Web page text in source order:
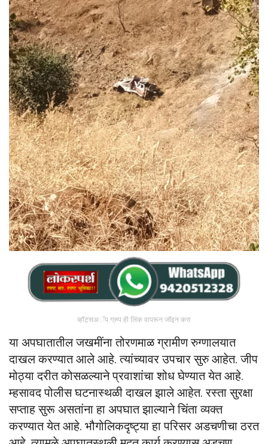
व्हॉट्सअॅप ग्रुप ही लिंक वापरून जॉइन करा
या अपघातातील जखमींना तोरणमाळ ग्रामीण रुग्णालयात
दाखल करण्यात आले आहे. त्यांच्यावर उपचार सुरु आहेत. जीप
मोठ्या दरीत कोसळल्याने प्रवाशांचा शोध घेण्यात येत आहे.
म्हसावद पोलीस घटनास्थळी दाखल झाले आहेत. रस्ता सुरक्षा
सप्ताह सुरू असतांना हा अपघात झाल्याने चिंता व्यक्त
करण्यात येत आहे. भौगोलिकदृष्ट्या हा परिसर अडचणीचा ठरत